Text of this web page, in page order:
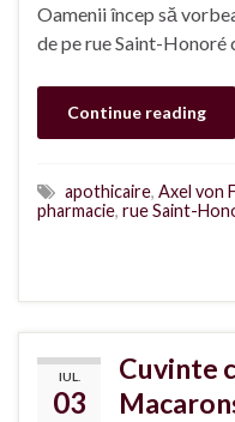
Oamenii încep să
de pe rue Saint-Honoré
Continue reading
apothicaire, Axel von
pharmacie, rue Saint-
IUL.
03
Cuvinte